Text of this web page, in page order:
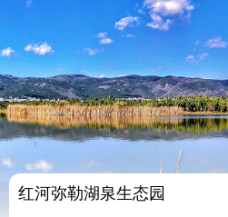
红河弥勒湖泉生态园